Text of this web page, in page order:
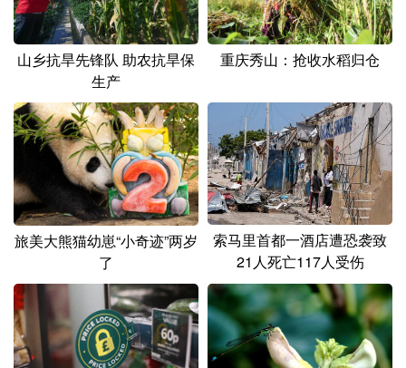
山乡抗旱先锋队 助农抗旱保
生产
重庆秀山：抢收水稻归仓
旅美大熊猫幼崽“小奇迹”两岁
了
索马里首都一酒店遭恐袭致
21人死亡117人受伤